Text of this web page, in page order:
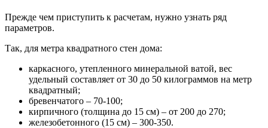
Прежде чем приступить к расчетам, нужно узнать ряд
параметров.
Так, для метра квадратного стен дома:
каркасного, утепленного минеральной ватой, вес
удельный составляет от 30 до 50 килограммов на метр
квадратный;
бревенчатого – 70-100;
кирпичного (толщина до 15 см) – от 200 до 270;
железобетонного (15 см) – 300-350.